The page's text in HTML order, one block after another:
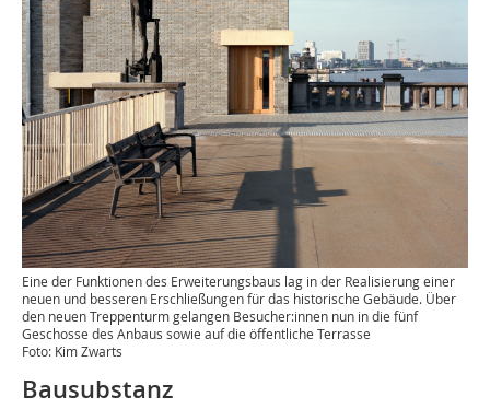
Eine der Funktionen des Erweiterungsbaus lag in der Realisierung einer
neuen und besseren Erschließungen für das his­torische Gebäude. Über
den neuen ­Treppenturm gelangen Besucher:innen nun in die fünf
Geschosse des Anbaus sowie auf die öffentliche Terrasse
Foto: Kim Zwarts
Bausubstanz